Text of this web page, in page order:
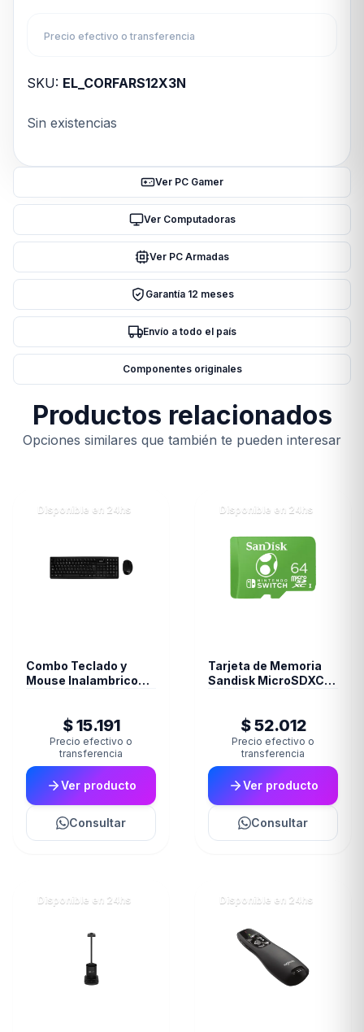
Precio efectivo o transferencia
SKU: EL_CORFARS12X3N
Sin existencias
Ver PC Gamer
Ver Computadoras
Ver PC Armadas
Garantía 12 meses
Envío a todo el país
Componentes originales
Productos relacionados
Opciones similares que también te pueden interesar
Disponible en 24hs
Combo Teclado y
Mouse Inalambrico
$ 15.191
Precio efectivo o
transferencia
Ver producto
Consultar
Disponible en 24hs
Tarjeta de Memoria
Sandisk MicroSDXC
Nintendo Switch
Yoshi Edition
$ 52.012
Precio efectivo o
transferencia
Ver producto
Consultar
Disponible en 24hs Disponible en 24hs